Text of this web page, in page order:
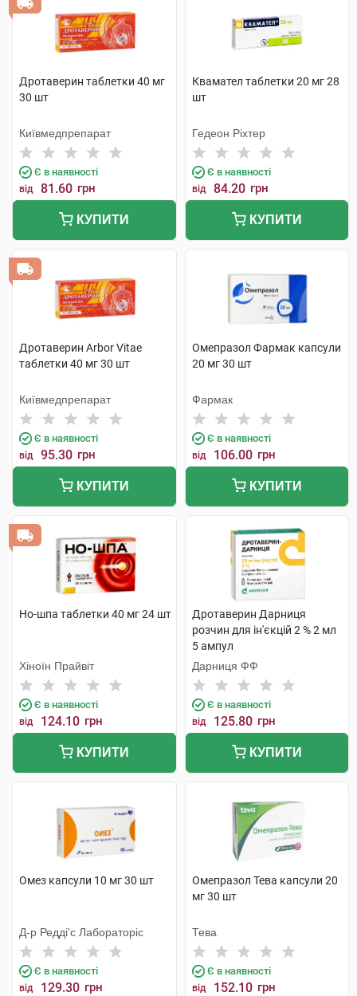
Дротаверин таблетки 40 мг
30 шт
Київмедпрепарат
Є в наявності
від 81.60 грн
КУПИТИ
Квамател таблетки 20 мг 28
шт
Гедеон Ріхтер
Є в наявності
від 84.20 грн
КУПИТИ
Дротаверин Arbor Vitae
таблетки 40 мг 30 шт
Київмедпрепарат
Є в наявності
від 95.30 грн
КУПИТИ
Омепразол Фармак капсули
20 мг 30 шт
Фармак
Є в наявності
від 106.00 грн
КУПИТИ
Но-шпа таблетки 40 мг 24 шт
Хіноїн Прайвіт
Є в наявності
від 124.10 грн
КУПИТИ
Дротаверин Дарниця
розчин для ін'єкцій 2 % 2 мл
5 ампул
Дарниця ФФ
Є в наявності
від 125.80 грн
КУПИТИ
Омез капсули 10 мг 30 шт
Д-р Редді'с Лабораторіс
Є в наявності
від 129.30 грн
Омепразол Тева капсули 20
мг 30 шт
Тева
Є в наявності
від 152.10 грн